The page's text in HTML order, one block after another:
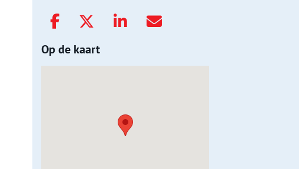
Op de kaart